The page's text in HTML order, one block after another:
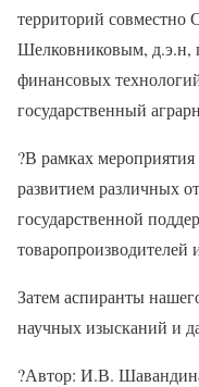
территорий совместно
Шелковниковым, д.э.н,
финансовых
государственный
?В рамках
развитием различных
государственной
товаропроизводителей
Затем аспиранты
научных изысканий и
?Автор: И.В.